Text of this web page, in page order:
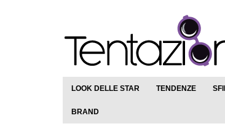
LOOK DELLE STAR TENDENZE
BRAND